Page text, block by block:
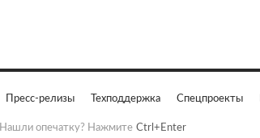
Пресс-релизы Техподдержка Спецпроекты
Нашли опечатку? Нажмите Ctrl+Enter